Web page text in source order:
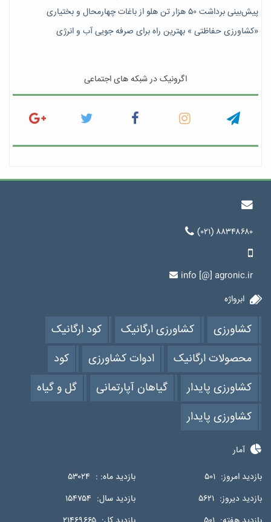
پیش‎‌بینی برداشت ۵۰ هزار تن هلو از باغات چهارمحال و بختیاری
«کشاورزی حفاظتی » بهترین راه برای صرفه جویی آب و انرژی
اگرونیک در شبکه های اجتماعی
(۰۲۱) ۸۸۳۴۸۶۸۰
info [@] agronic.ir
ابرواژه
کشاورزی کشاورزی ارگانیک
کود ارگانیک
محصولات ارگانیک
ادوات کشاورزی
کود
کشاورزی پایدار
گیاهان آپارتمانی
گل و گیاه
کشاورزی پایدار
آمار
بازدید امروز: ۵۰۱ بازدید ماه: : ۵۳۰۲۴
بازدید دیروز: ۵۶۲۱ بازدید سال: ۱۵۴۷۵۴